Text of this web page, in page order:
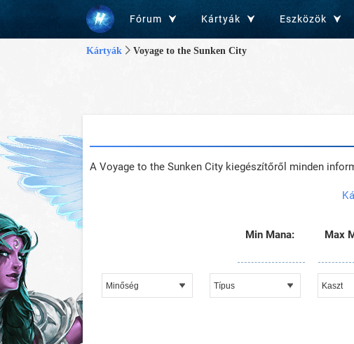
Fórum Kártyák Eszközök
Kártyák Voyage to the Sunken City
A Voyage to the Sunken City kiegészítőről minden
Min Mana: Max